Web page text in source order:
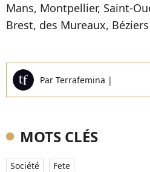
Mans, Montpellier, Saint-
Brest, des Mureaux,
Par Terrafemina |
MOTS CLÉS
Société Fete